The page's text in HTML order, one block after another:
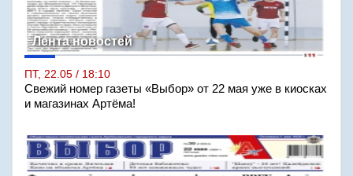
Лента новостей
ПТ, 22.05 / 18:10
Свежий номер газеты «Выбор» от 22 мая уже в киосках
и магазинах Артёма!